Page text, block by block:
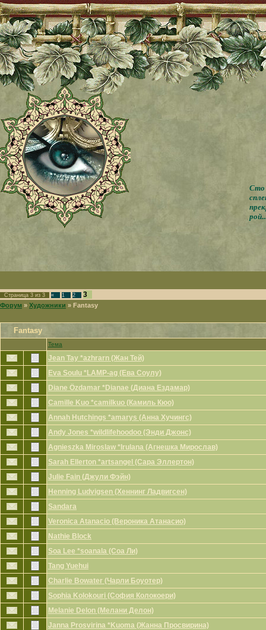
Сто
Страница 3 из 3 « 1 2 3
Форум » Художники » Fantasy
Fantasy
Тема
Jean Tay *azhrarn (Жан Тей)
Eva Soulu *LAMP-ag (Ева Соулу)
Diane Özdamar *Dianae (Диана Ездамар)
Camille Kuo *camilkuo (Камиль Кюо)
Annah Hutchings *amarys (Анна Хучингс)
Andy Jones *wildlifehoodoo (Энди Джонс)
Agnieszka Miroslaw *Irulana (Агнешка Мирослав)
Sarah Ellerton *artsangel (Сара Эллертон)
Julie Fain (Джули Фэйн)
Henning Ludvigsen (Хеннинг Ладвигсен)
Sandara
Veronica Atanacio (Вероника Атанасио)
Nathie Block
Soa Lee *soanala (Соа Ли)
Tang Yuehui
Charlie Bowater (Чарли Боуотер)
Sophia Kolokouri (София Колокоери)
Melanie Delon (Мелани Делон)
Janna Prosvirina *Kuoma (Жанна Просвирина)